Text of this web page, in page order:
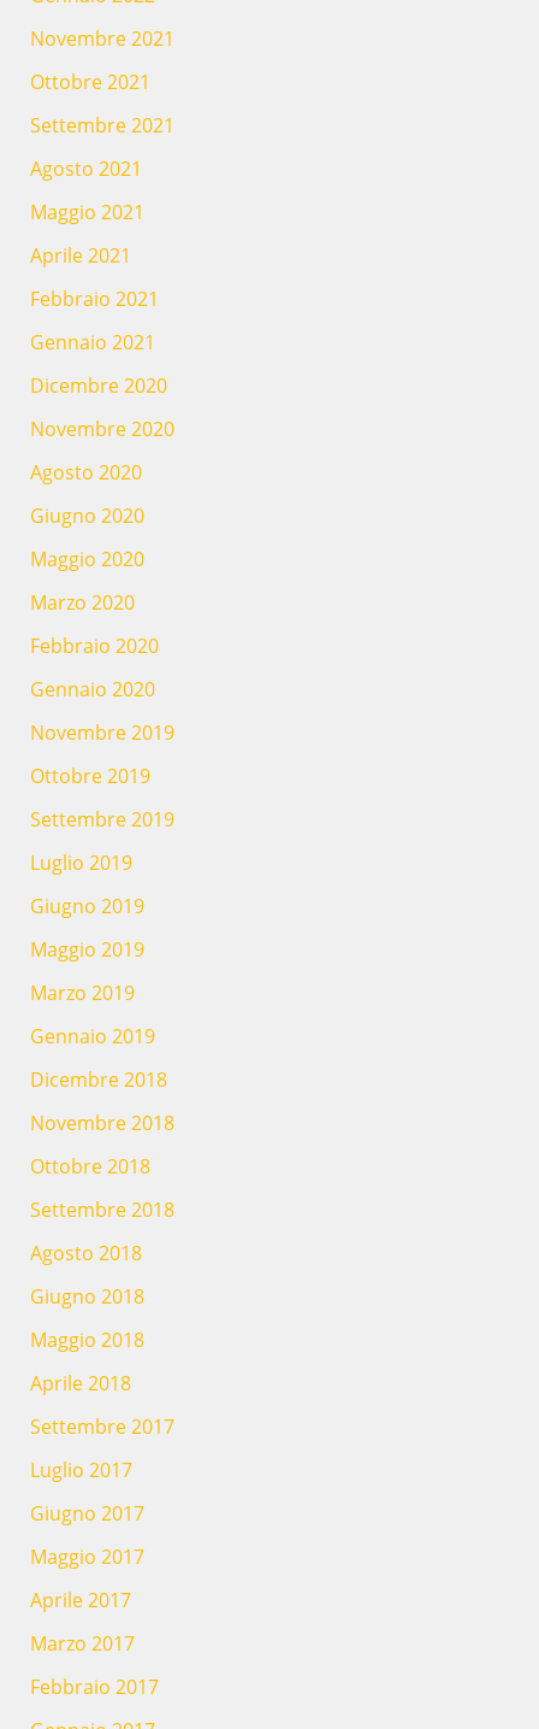
Novembre 2021
Ottobre 2021
Settembre 2021
Agosto 2021
Maggio 2021
Aprile 2021
Febbraio 2021
Gennaio 2021
Dicembre 2020
Novembre 2020
Agosto 2020
Giugno 2020
Maggio 2020
Marzo 2020
Febbraio 2020
Gennaio 2020
Novembre 2019
Ottobre 2019
Settembre 2019
Luglio 2019
Giugno 2019
Maggio 2019
Marzo 2019
Gennaio 2019
Dicembre 2018
Novembre 2018
Ottobre 2018
Settembre 2018
Agosto 2018
Giugno 2018
Maggio 2018
Aprile 2018
Settembre 2017
Luglio 2017
Giugno 2017
Maggio 2017
Aprile 2017
Marzo 2017
Febbraio 2017